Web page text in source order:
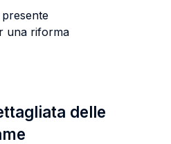
presente
una riforma
delle